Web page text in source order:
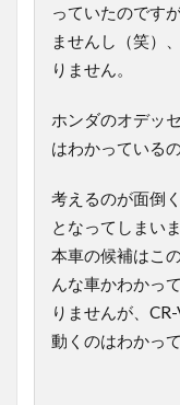
っていたのです
ませんし（笑）
りません。
ホンダのオデッ
はわかっている
考えるのが面倒
となってしまい
本車の候補はこ
んな車かわかっ
りませんが、
動くのはわかっ